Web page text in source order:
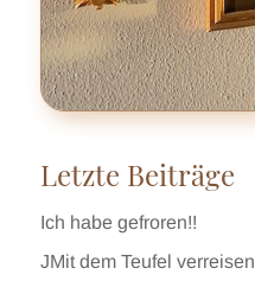
Letzte Beiträge
Ich habe gefroren!!
JMit dem Teufel verreisen